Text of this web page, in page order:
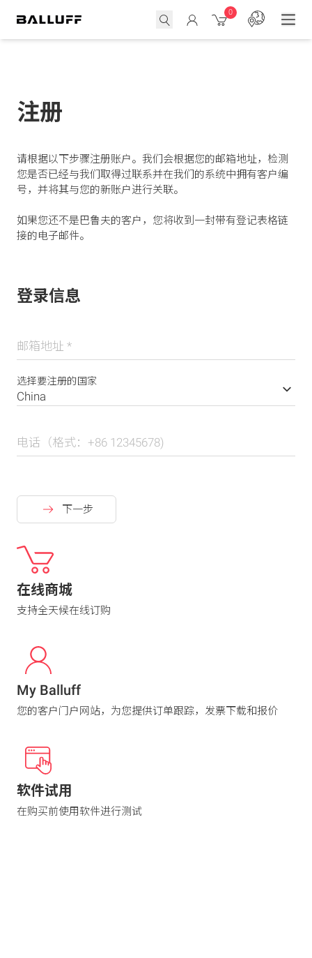
0
注册
请根据以下步骤注册账户。我们会根据您的邮箱地址，检测
您是否已经与我们取得过联系并在我们的系统中拥有客户编
号，并将其与您的新账户进行关联。
如果您还不是巴鲁夫的客户，您将收到一封带有登记表格链
接的电子邮件。
登录信息
邮箱地址 *
选择要注册的国家
电话（格式：+86 12345678)
下一步
在线商城
支持全天候在线订购
My Balluff
您的客户门户网站，为您提供订单跟踪，发票下载和报价
软件试用
在购买前使用软件进行测试